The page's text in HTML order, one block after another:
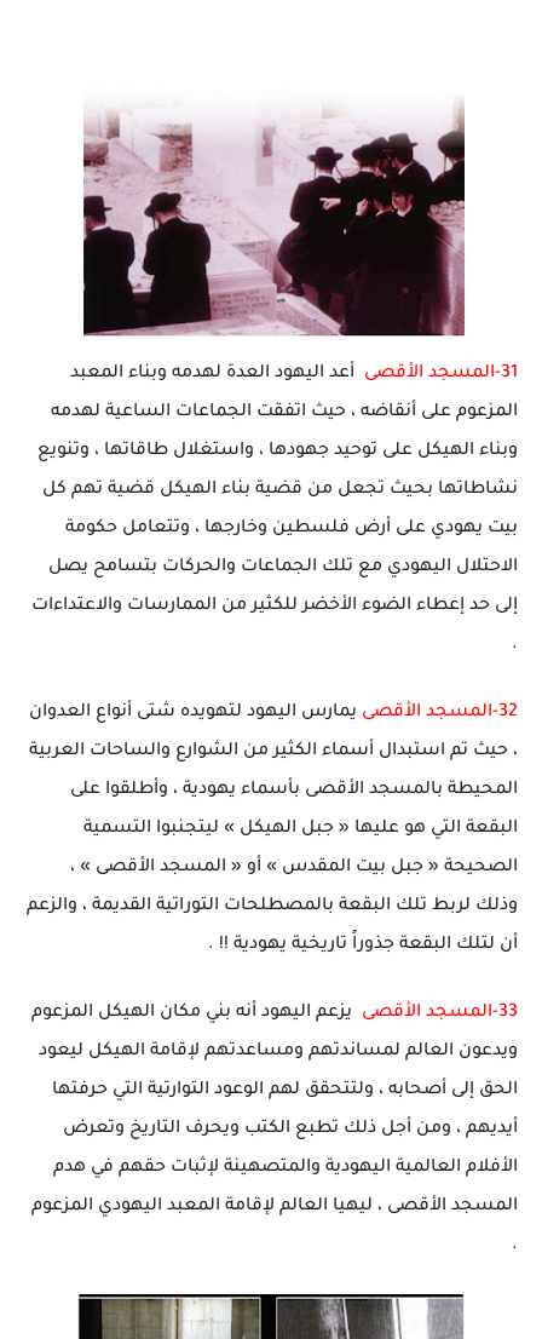
31-المسجد الأقصى
أعد اليهود العدة لهدمه وبناء المعبد
المزعوم على أنقاضه ، حيث اتفقت الجماعات الساعية لهدمه
وبناء الهيكل على توحيد جهودها ، واستغلال طاقاتها ، وتنويع
نشاطاتها بحيث تجعل من قضية بناء الهيكل قضية تهم كل
بيت يهودي على أرض فلسطين وخارجها ، وتتعامل حكومة
الاحتلال اليهودي مع تلك الجماعات والحركات بتسامح يصل
إلى حد إعطاء الضوء الأخضر للكثير من الممارسات والاعتداءات
.
32-المسجد الأقصى
يمارس اليهود لتهويده شتى أنواع العدوان
، حيث تم استبدال أسماء الكثير من الشوارع والساحات العربية
المحيطة بالمسجد الأقصى بأسماء يهودية ، وأطلقوا على
البقعة التي هو عليها « جبل الهيكل » ليتجنبوا التسمية
الصحيحة « جبل بيت المقدس » أو « المسجد الأقصى » ،
وذلك لربط تلك البقعة بالمصطلحات التوراتية القديمة ، والزعم
أن لتلك البقعة جذوراً تاريخية يهودية !! .
33-المسجد الأقصى
يزعم اليهود أنه بني مكان الهيكل المزعوم
ويدعون العالم لمساندتهم ومساعدتهم لإقامة الهيكل ليعود
الحق إلى أصحابه ، ولتتحقق لهم الوعود التوارتية التي حرفتها
أيديهم ، ومن أجل ذلك تطبع الكتب ويحرف التاريخ وتعرض
الأفلام العالمية اليهودية والمتصهينة لإثبات حقهم في هدم
المسجد الأقصى ، ليهيا العالم لإقامة المعبد اليهودي المزعوم
.